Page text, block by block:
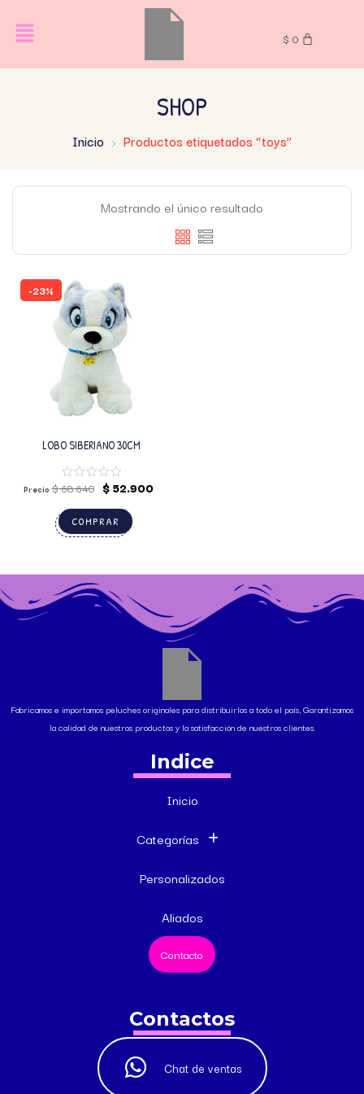
$ 0
SHOP
Inicio Productos etiquetados “toys”
Mostrando el único resultado
-23%
LOBO SIBERIANO 30CM
Precio $68.640 $52.900
COMPRAR
Fabricamos e importamos peluches originales para distribuirlos a todo el país, Garantizamos
la calidad de nuestros productos y la satisfacción de nuestros clientes.
Indice
Inicio
Categorías
Personalizados
Aliados
Contacto
Contactos
Chat de ventas